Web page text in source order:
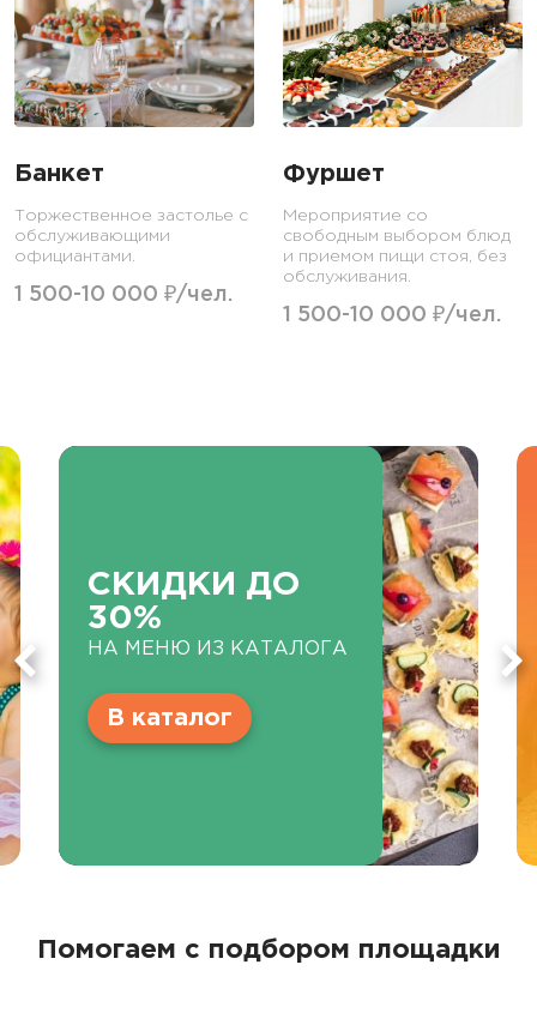
Банкет
Торжественное застолье с
обслуживающими
официантами.
1 500-10 000 ₽/чел.
Фуршет
Мероприятие со
свободным выбором блюд
и приемом пищи стоя, без
обслуживания.
1 500-10 000 ₽/чел.
СКИДКИ ДО
30%
НА МЕНЮ ИЗ КАТАЛОГА
В каталог
Помогаем с подбором площадки